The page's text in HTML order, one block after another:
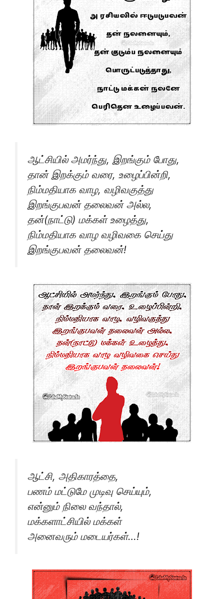
ஆட்சியில் அமர்ந்து, இறங்கும் போது,
தான் இறக்கும் வரை, உழைப்பின்றி,
நிம்மதியாக வாழ, வழிவகுத்து
இறங்குபவன் தலைவன் அல்ல,
தன்(நாட்டு) மக்கள் உழைத்து,
நிம்மதியாக வாழ வழிவகை செய்து
இறங்குபவன் தலைவன்!
ஆட்சி, அதிகாரத்தை,
பணம் மட்டுமே முடிவு செய்யும்,
என்னும் நிலை வந்தால்,
மக்களாட்சியில் மக்கள்
அனைவரும் மடையர்கள்…!